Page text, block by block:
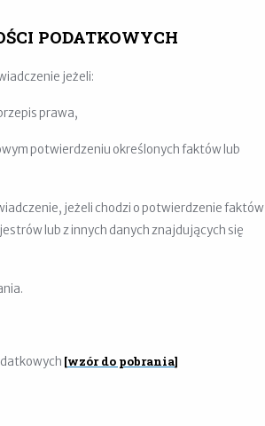
PODATKOWYCH
jeżeli:
prawa,
potwierdzeniu określonych faktów lub
jeżeli chodzi o potwierdzenie faktów
lub z innych danych znajdujących się
[wzór do pobrania]